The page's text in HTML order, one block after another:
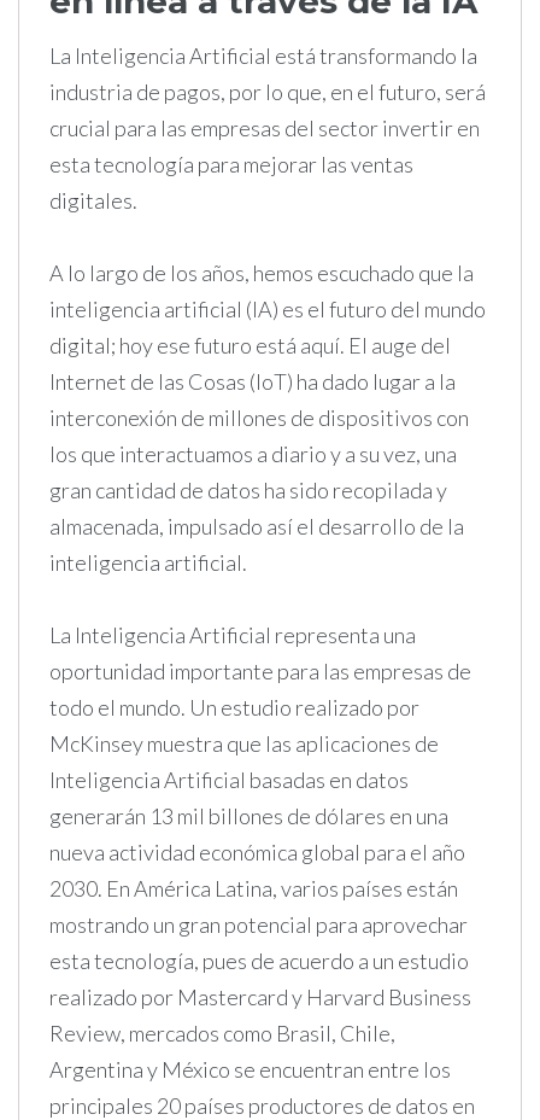
La Inteligencia Artificial está transformando la
industria de pagos, por lo que, en el futuro, será
crucial para las empresas del sector invertir en
esta tecnología para mejorar las ventas
digitales.
A lo largo de los años, hemos escuchado que la
inteligencia artificial (IA) es el futuro del mundo
digital; hoy ese futuro está aquí. El auge del
Internet de las Cosas (IoT) ha dado lugar a la
interconexión de millones de dispositivos con
los que interactuamos a diario y a su vez, una
gran cantidad de datos ha sido recopilada y
almacenada, impulsado así el desarrollo de la
inteligencia artificial.
La Inteligencia Artificial representa una
oportunidad importante para las empresas de
todo el mundo. Un estudio realizado por
McKinsey muestra que las aplicaciones de
Inteligencia Artificial basadas en datos
generarán 13 mil billones de dólares en una
nueva actividad económica global para el año
2030. En América Latina, varios países están
mostrando un gran potencial para aprovechar
esta tecnología, pues de acuerdo a un estudio
realizado por Mastercard y Harvard Business
Review, mercados como Brasil, Chile,
Argentina y México se encuentran entre los
principales 20 países productores de datos en